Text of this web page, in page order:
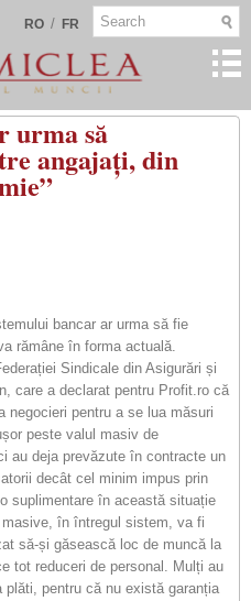
RO / FR
urma să
angajați, din
bancar ar urma să fie
rămâne în forma actuală.
Sindicale din Asigurări și
care a declarat pentru Profit.ro că
negocieri pentru a se lua măsuri
peste valul masiv de
au deja prevăzute în contracte un
decât cel minim impus prin
suplimentare în această situație
în întregul sistem, va fi
să-și găsească loc de muncă la
tot reduceri de personal. Mulți au
pentru că nu există garanția